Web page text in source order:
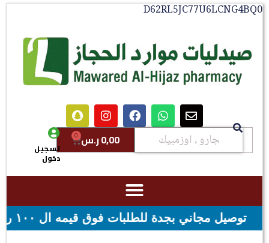
ر.س 0
تسجيل
ال ١٠٠ ريال - شحن مجاني لقيمه اكثر من ٢٩٩ ريال